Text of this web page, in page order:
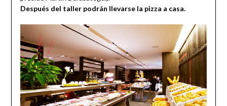
Después del taller podrán llevarse la pizza a casa.